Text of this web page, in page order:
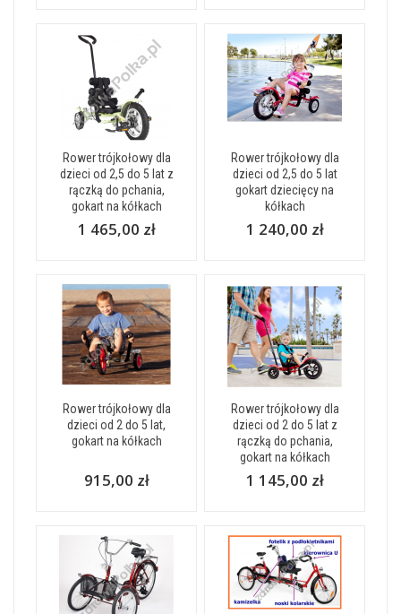
Rower trójkołowy dla
dzieci od 2,5 do 5 lat z
rączką do pchania,
gokart na kółkach
1 465,00 zł
Rower trójkołowy dla
dzieci od 2,5 do 5 lat
gokart dziecięcy na
kółkach
1 240,00 zł
Rower trójkołowy dla
dzieci od 2 do 5 lat,
gokart na kółkach
915,00 zł
Rower trójkołowy dla
dzieci od 2 do 5 lat z
rączką do pchania,
gokart na kółkach
1 145,00 zł